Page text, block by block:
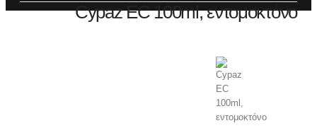
Cypaz EC 100ml, εντομοκτόνο